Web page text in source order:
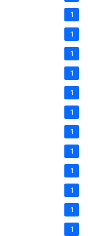
1
1
1
1
1
1
1
1
1
1
1
1